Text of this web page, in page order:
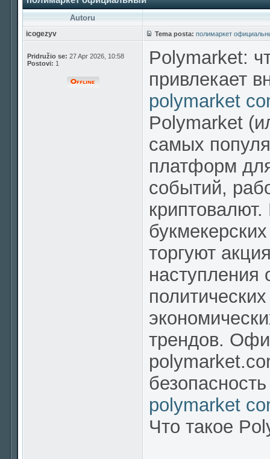
Autoru
icogezyv Tema posta: полимаркет
Pridružio se: 27 Apr 2026, 10:58
Postovi: 1
Polymarket:
привлекает
polymarket
Polymarket
самых
платформ
событий,
торгуют
наступления
трендов.
polymarket
Что такое